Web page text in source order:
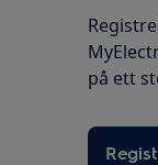
på ett